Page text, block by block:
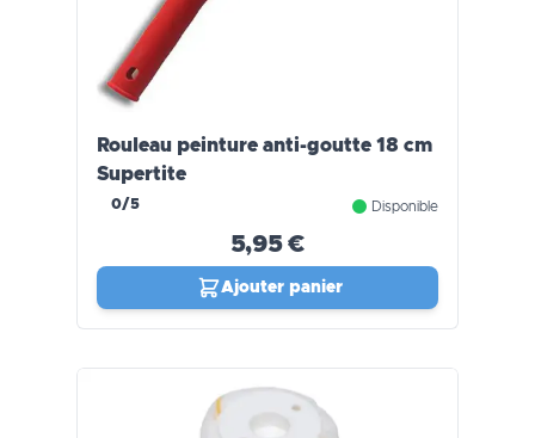
Rouleau peinture anti-goutte 18 cm
Supertite
0/5 Disponible
5,95 €
Ajouter panier